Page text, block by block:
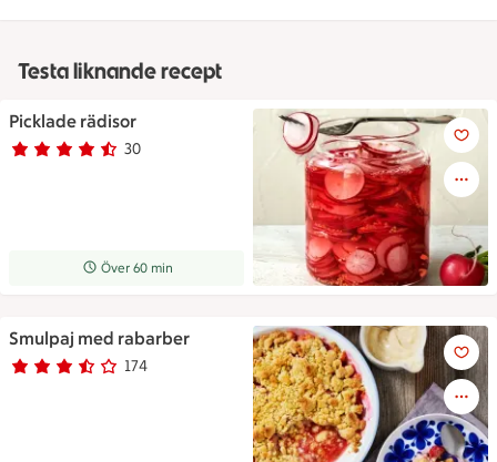
Testa liknande recept
Picklade rädisor
Betyg 4.3 av 5. 30
30 personer har röstat
Receptet tar Över 60 min att tillaga
Över 60 min
Picklade rädisor
Smulpaj med rabarber
Betyg 3.3 av 5. 174
174 personer har röstat
Rabarberpajen ligger i en